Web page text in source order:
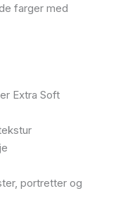
farger med
Extra Soft
portretter og